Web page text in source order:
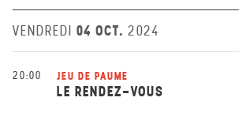
VENDREDI 04 OCT. 2024
20:00 JEU DE PAUME
LE RENDEZ-VOUS